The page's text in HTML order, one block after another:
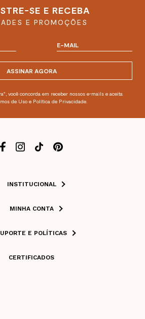
SE E RECEBA
E PROMOÇÕES
ASSINAR AGORA
você concorda em receber nossos e-mails e aceita
de Uso e Política de Privacidade.
INSTITUCIONAL
MINHA CONTA
E POLÍTICAS
CERTIFICADOS